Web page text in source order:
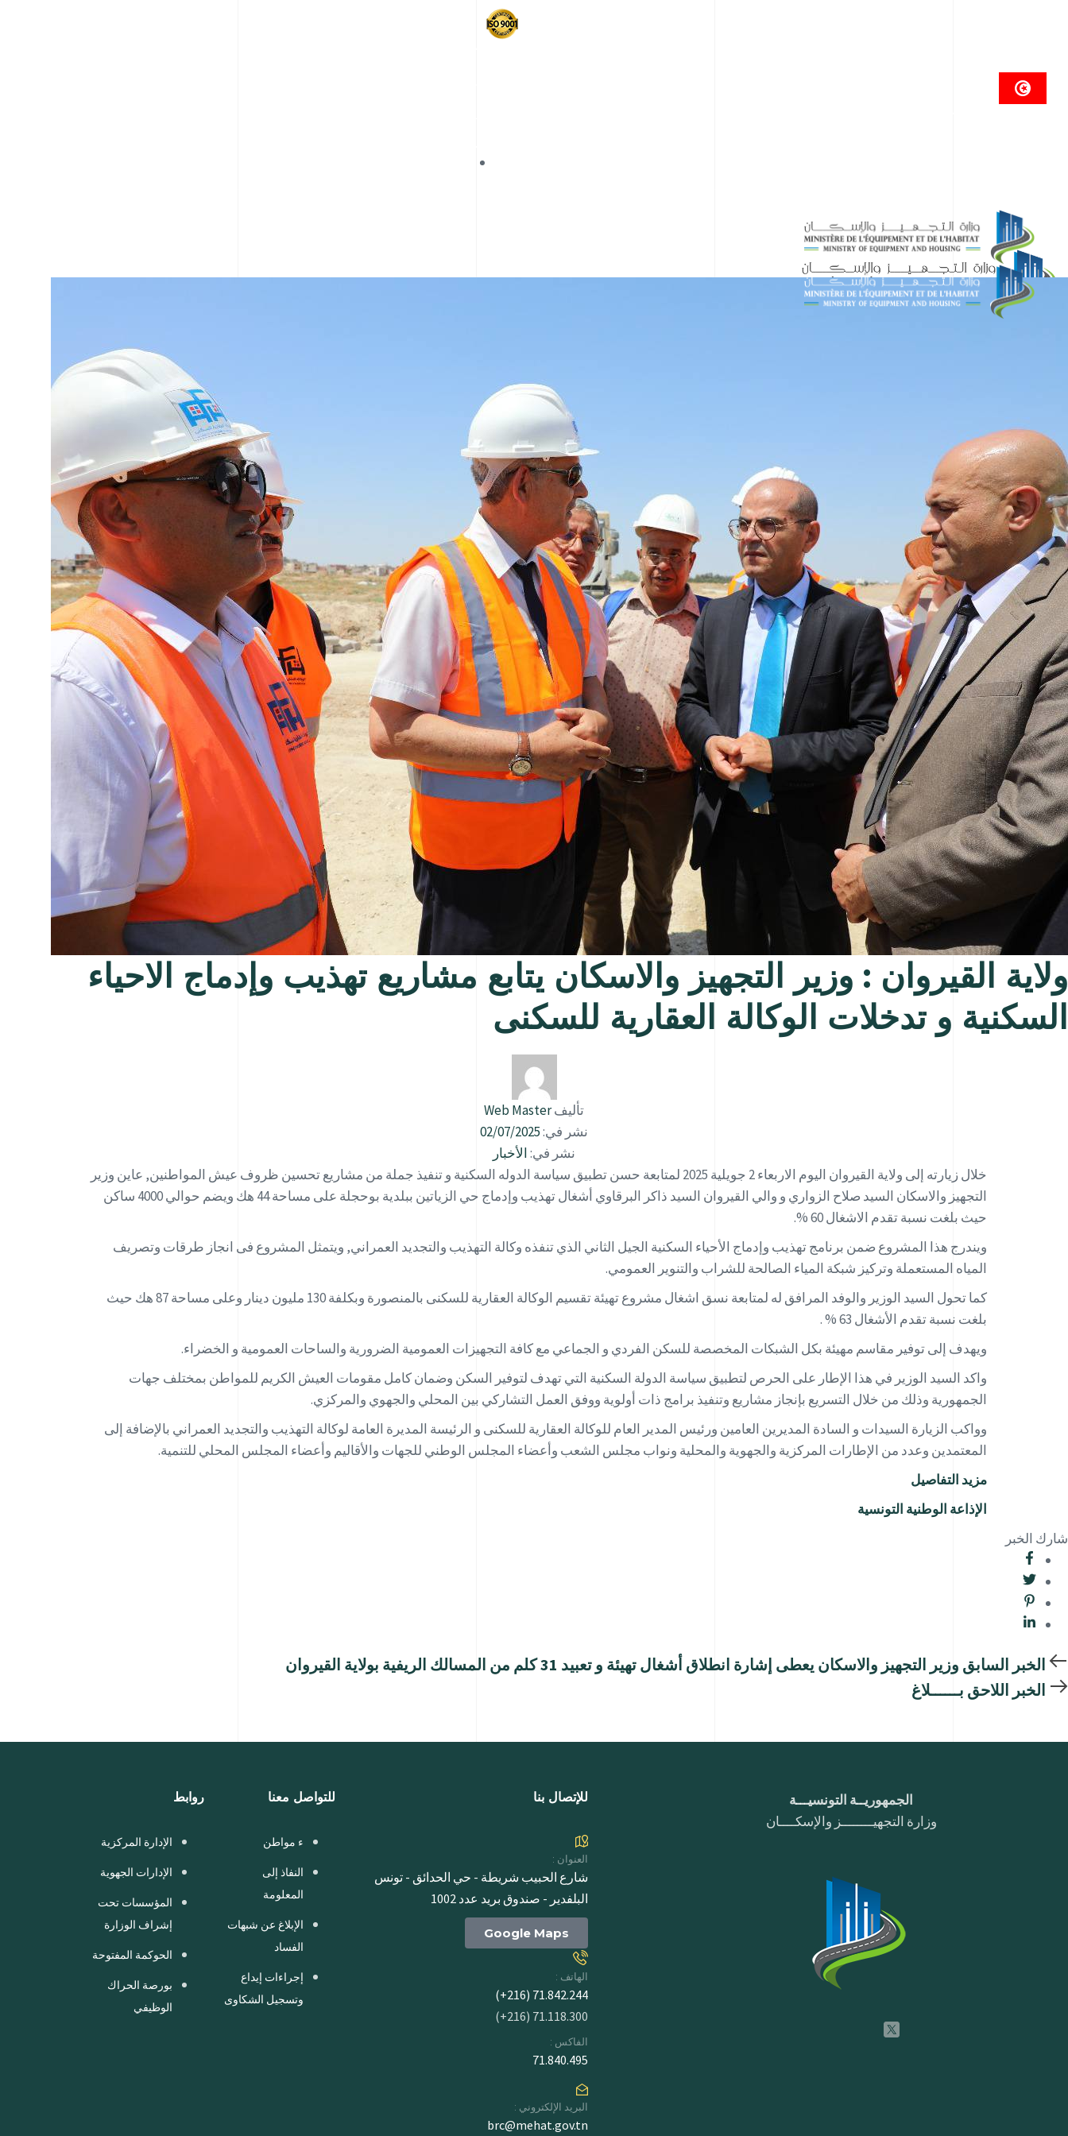
ولاية القيروان : وزير التجهيز والاسكان يتابع مشاريع تهذيب وإدماج الاحياء
السكنية و تدخلات الوكالة العقارية للسكنى
تأليفWeb Master
نشر في:02/07/2025
نشر في:الأخبار
خلال زيارته إلى ولاية القيروان اليوم الاربعاء 2 جويلية 2025 لمتابعة حسن تطبيق سياسة الدوله السكنية و تنفيذ جملة من مشاريع تحسين ظروف عيش المواطنين, عاين وزير
التجهيز والاسكان السيد صلاح الزواري و والي القيروان السيد ذاكر البرقاوي أشغال تهذيب وإدماج حي الزياتين ببلدية بوحجلة على مساحة 44 هك ويضم حوالي 4000 ساكن
حيث بلغت نسبة تقدم الاشغال 60 %.
ويندرج هذا المشروع ضمن برنامج تهذيب وإدماج الأحياء السكنية الجيل الثاني الذي تنفذه وكالة التهذيب والتجديد العمراني, ويتمثل المشروع فى انجاز طرقات وتصريف
المياه المستعملة وتركيز شبكة المياء الصالحة للشراب والتنوير العمومي.
كما تحول السيد الوزير والوفد المرافق له لمتابعة ️نسق اشغال مشروع تهيئة تقسيم الوكالة العقارية للسكنى بالمنصورة وبكلفة 130 مليون دينار وعلى مساحة 87 هك حيث
بلغت نسبة تقدم الأشغال 63 % .
ويهدف إلى توفير مقاسم مهيئة بكل الشبكات المخصصة للسكن الفردي و الجماعي مع كافة التجهيزات العمومية الضرورية والساحات العمومية و الخضراء.
واكد السيد الوزير في هذا الإطار على الحرص لتطبيق سياسة الدولة السكنية التي تهدف لتوفير السكن وضمان كامل مقومات العيش الكريم للمواطن بمختلف جهات
الجمهورية وذلك من خلال التسريع بإنجاز مشاريع وتنفيذ برامج ذات أولوية ووفق العمل التشاركي بين المحلي والجهوي والمركزي.
وواكب الزيارة السيدات و السادة المديرين العامين ورئيس المدير العام للوكالة العقارية للسكنى و الرئيسة المديرة العامة لوكالة التهذيب والتجديد العمراني بالإضافة إلى
المعتمدين وعدد من الإطارات المركزية والجهوية والمحلية ونواب مجلس الشعب وأعضاء المجلس الوطني للجهات والأقاليم وأعضاء المجلس المحلي للتنمية.
مزيد التفاصيل
الإذاعة الوطنية التونسية
شارك الخبر
الخبر السابق وزير التجهيز والاسكان يعطى إشارة انطلاق أشغال تهيئة و تعبيد 31 كلم من المسالك الريفية بولاية القيروان
الخبر اللاحق بــــــلاغ
الجمهوريــة التونسيـــة
وزارة التجهيــــــــز والإسكــــان
للإتصال بنا
العنوان :
شارع الحبيب شريطة - حي الحدائق - تونس
البلفدير - صندوق بريد عدد 1002
Google Maps
الهاتف :
71.842.244 (216+)
71.118.300 (216+)
الفاكس :
71.840.495
البريد الإلكتروني :
brc@mehat.gov.tn
للتواصل معنا
ء مواطن
النفاذ إلى
المعلومة
الإبلاغ عن شبهات
الفساد
إجراءات إيداع
وتسجيل الشكاوى
روابط
الإدارة المركزية
الإدارات الجهوية
المؤسسات تحت
إشراف الوزارة
الحوكمة المفتوحة
بورصة الحراك
الوظيفي